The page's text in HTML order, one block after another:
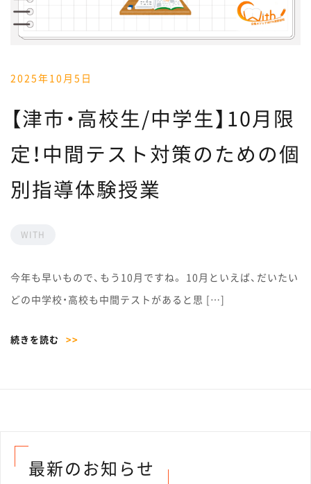
2025年10月5日
【津市・高校生/中学生】10月限
定！中間テスト対策のための個
別指導体験授業
WITH
今年も早いもので、もう10月ですね。 10月といえば、だいたい
どの中学校・高校も中間テストがあると思 […]
続きを読む >>
最新のお知らせ